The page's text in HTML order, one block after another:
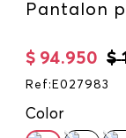
Pantalon
$
$ 94.950
Ref : E027983
Color